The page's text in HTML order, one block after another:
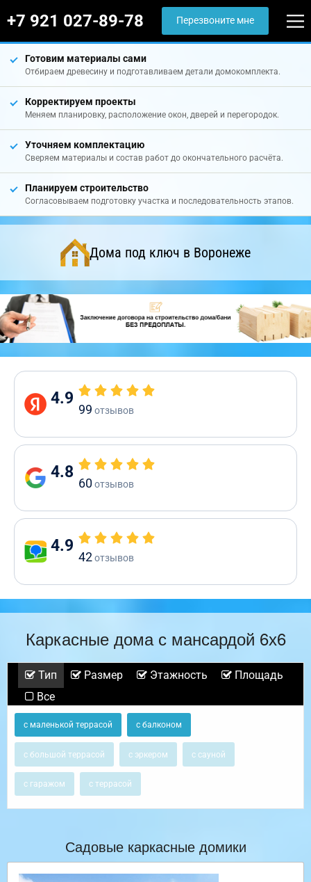
+7 921 027-89-78 Перезвоните мне
Готовим материалы сами
Отбираем древесину и подготавливаем детали домокомплекта.
Корректируем проекты
Меняем планировку, расположение окон, дверей и перегородок.
Уточняем комплектацию
Сверяем материалы и состав работ до окончательного расчёта.
Планируем строительство
Согласовываем подготовку участка и последовательность этапов.
Дома под ключ в Воронеже
4.9
99 отзывов
4.8
60отзывов
4.9
42отзывов
Каркасные дома с мансардой 6х6
Тип Размер Этажность
Площадь
Все
с маленькой террасой с балконом
с большой террасой с эркером с сауной
с гаражом с террасой
Садовые каркасные домики